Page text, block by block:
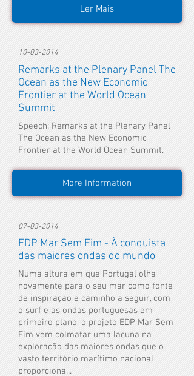
Ler Mais
10-03-2014
Remarks at the Plenary Panel The
Ocean as the New Economic
Frontier at the World Ocean
Summit
Speech: Remarks at the Plenary Panel
The Ocean as the New Economic
Frontier at the World Ocean Summit.
More Information
07-03-2014
EDP Mar Sem Fim - À conquista
das maiores ondas do mundo
Numa altura em que Portugal olha
novamente para o seu mar como fonte
de inspiração e caminho a seguir, com
o surf e as ondas portuguesas em
primeiro plano, o projeto EDP Mar Sem
Fim vem colmatar uma lacuna na
exploração das maiores ondas que o
vasto território marítimo nacional
proporciona...